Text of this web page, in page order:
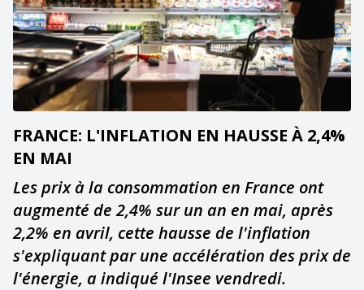
FRANCE: L'INFLATION EN HAUSSE À 2,4%
EN MAI
Les prix à la consommation en France ont
augmenté de 2,4% sur un an en mai, après
2,2% en avril, cette hausse de l'inflation
s'expliquant par une accélération des prix de
l'énergie, a indiqué l'Insee vendredi.